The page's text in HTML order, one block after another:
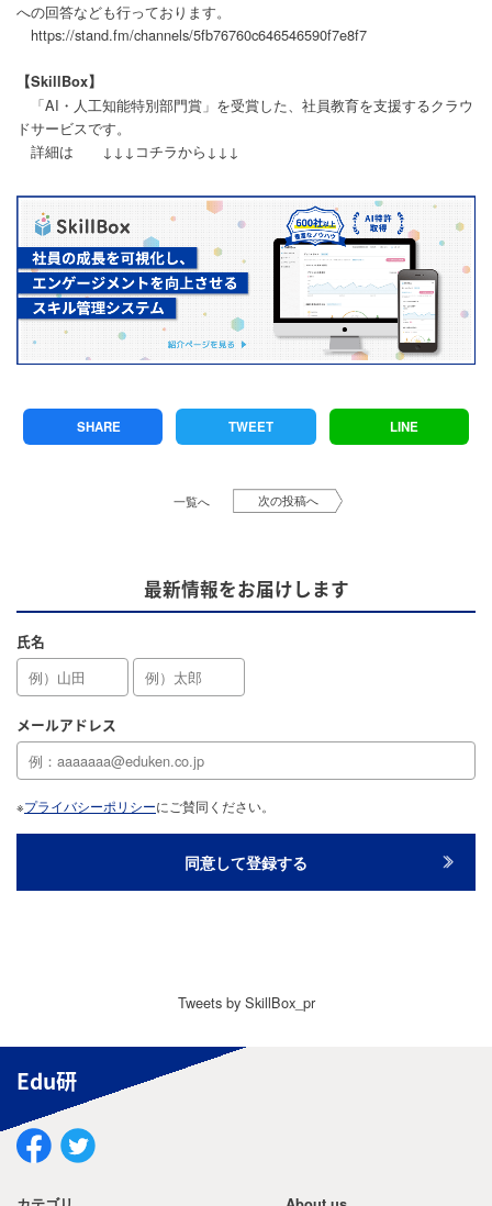
への回答なども行っております。
https://stand.fm/channels/5fb76760c646546590f7e8f7
【SkillBox】
「AI・人工知能特別部門賞」を受賞した、社員教育を支援するクラウ
ドサービスです。
詳細は ↓↓↓コチラから↓↓↓
SHARE TWEET LINE
一覧へ 次の投稿へ
最新情報をお届けします
氏名
メールアドレス
※プライバシーポリシーにご賛同ください。
Tweets by SkillBox_pr
Edu研